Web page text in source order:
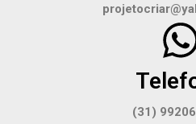
(31)